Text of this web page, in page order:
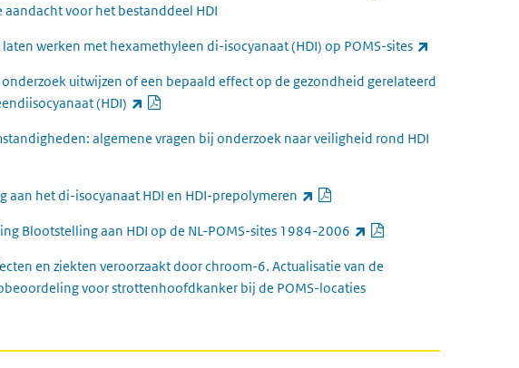
voor het bestanddeel HDI
werken met hexamethyleen di-isocyanaat (HDI) op POMS-sites
uitwijzen of een bepaald effect op de gezondheid gerelateerd
(HDI)
algemene vragen bij onderzoek naar veiligheid rond HDI
het di-isocyanaat HDI en HDI-prepolymeren
Blootstelling aan HDI op de NL-POMS-sites 1984-2006
en ziekten veroorzaakt door chroom-6. Actualisatie van de
voor strottenhoofdkanker bij de POMS-locaties